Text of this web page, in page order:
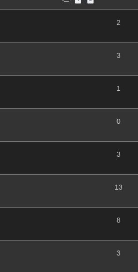
2
3
1
0
3
13
8
3